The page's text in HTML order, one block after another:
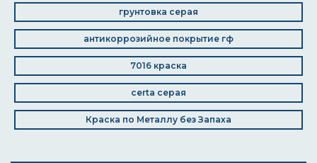
грунтовка серая
антикоррозийное покрытие гф
7016 краска
certa серая
Краска по Металлу без Запаха